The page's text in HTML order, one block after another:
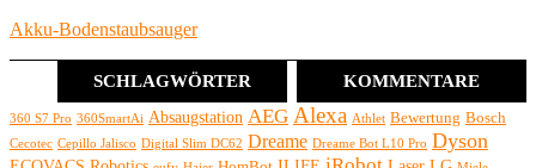
Akku-Bodenstaubsauger
SCHLAGWÖRTER KOMMENTARE
360 S7 Pro 360SmartAi Absaugstation AEG Alexa Athlet Bewertung Bosch
Cecotec Cepillo Jalisco Digital Slim DC62 Dreame Dreame Bot L10 Pro Dyson